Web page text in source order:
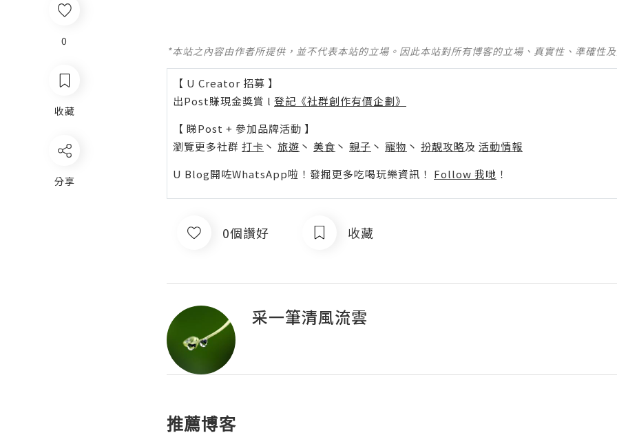
0
收藏
分享
*本站之內容由作者所提供，並不代表本站的立場。因此本站對所有博客的立場、真實性、準確性
【 U Creator 招募 】
出Post賺現金獎賞 l 登記《社群創作有價企劃》
【 睇Post + 參加品牌活動 】
瀏覽更多社群 打卡 丶 旅遊 丶 美食 丶 親子 丶 寵物 丶 扮靚攻略及 活動情報
U Blog開咗WhatsApp啦！發掘更多吃喝玩樂資訊！ Follow 我哋 ！
0個讚好 收藏
采一筆清風流雲
推薦博客